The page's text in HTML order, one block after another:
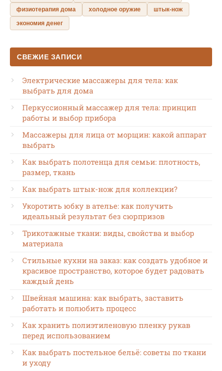
физиотерапия дома
холодное оружие
штык-нож
экономия денег
СВЕЖИЕ ЗАПИСИ
Электрические массажеры для тела: как
выбрать для дома
Перкуссионный массажер для тела: принцип
работы и выбор прибора
Массажеры для лица от морщин: какой аппарат
выбрать
Как выбрать полотенца для семьи: плотность,
размер, ткань
Как выбрать штык-нож для коллекции?
Укоротить юбку в ателье: как получить
идеальный результат без сюрпризов
Трикотажные ткани: виды, свойства и выбор
материала
Стильные кухни на заказ: как создать удобное и
красивое пространство, которое будет радовать
каждый день
Швейная машина: как выбрать, заставить
работать и полюбить процесс
Как хранить полиэтиленовую пленку рукав
перед использованием
Как выбрать постельное бельё: советы по ткани
и уходу